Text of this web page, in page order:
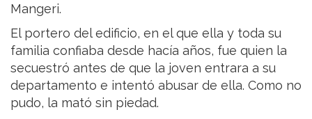
Mangeri.
El portero del edificio, en el que ella y toda su
familia confiaba desde hacía años, fue quien la
secuestró antes de que la joven entrara a su
departamento e intentó abusar de ella. Como no
pudo, la mató sin piedad.